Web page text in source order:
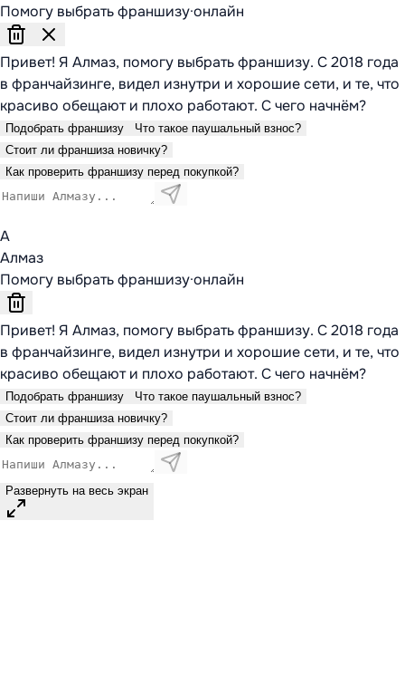
Помогу выбрать франшизу·онлайн
Привет! Я Алмаз, помогу выбрать франшизу. С 2018 года
в франчайзинге, видел изнутри и хорошие сети, и те, что
красиво обещают и плохо работают. С чего начнём?
Подобрать франшизу
Что такое паушальный взнос?
Стоит ли франшиза новичку?
Как проверить франшизу перед покупкой?
А
Алмаз
Помогу выбрать франшизу·онлайн
Привет! Я Алмаз, помогу выбрать франшизу. С 2018 года
в франчайзинге, видел изнутри и хорошие сети, и те, что
красиво обещают и плохо работают. С чего начнём?
Подобрать франшизу
Что такое паушальный взнос?
Стоит ли франшиза новичку?
Как проверить франшизу перед покупкой?
Развернуть на весь экран